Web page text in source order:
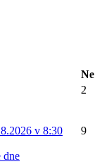
Ne
2
v 8:30
dne
9